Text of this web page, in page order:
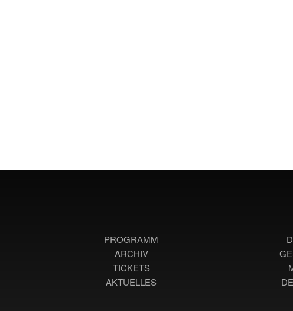
PROGRAMM
ARCHIV
TICKETS
AKTUELLES